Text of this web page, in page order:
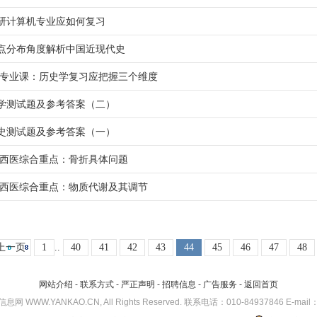
计算机专业应如何复习
分布角度解析中国近现代史
业课：历史学复习应把握三个维度
测试题及参考答案（二）
测试题及参考答案（一）
医综合重点：骨折具体问题
医综合重点：物质代谢及其调节
一页 1 .. 40 41 42 43 44 45 46 47 48
网站介绍 - 联系方式 - 严正声明 - 招聘信息 - 广告服务 - 返回首页
网 WWW.YANKAO.CN, All Rights Reserved. 联系电话：010-84937846 E-mail